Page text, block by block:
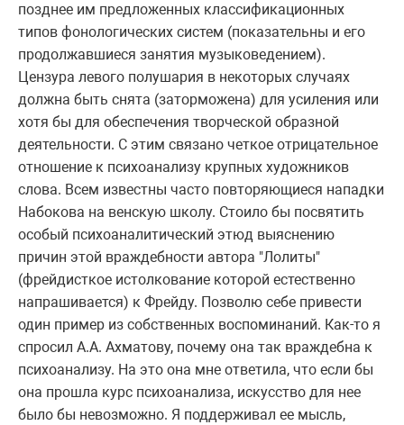
позднее им предложенных классификационных
типов фонологических систем (показательны и его
продолжавшиеся занятия музыковедением).
Цензура левого полушария в некоторых случаях
должна быть снята (заторможена) для усиления или
хотя бы для обеспечения творческой образной
деятельности. С этим связано четкое отрицательное
отношение к психоанализу крупных художников
слова. Всем известны часто повторяющиеся нападки
Набокова на венскую школу. Стоило бы посвятить
особый психоаналитический этюд выяснению
причин этой враждебности автора "Лолиты"
(фрейдисткое истолкование которой естественно
напрашивается) к Фрейду. Позволю себе привести
один пример из собственных воспоминаний. Как-то я
спросил А.А. Ахматову, почему она так враждебна к
психоанализу. На это она мне ответила, что если бы
она прошла курс психоанализа, искусство для нее
было бы невозможно. Я поддерживал ее мысль,